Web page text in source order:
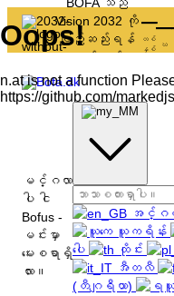
Vision 2032 ကို
ဖြည့်ဆည်းရန်
လုပ်ဆောင်
နေသည်။
–
တစ်
နှစ်
–
ဃ
မင်္ဂလာ
ပါ ငါ
Bofus -
မင်းမှာ
မေးစရာရှိ
လား။
အင်္ဂ
ယူကရိန်း
ပေါ
ထိုင်း
အီတလီ
(တီဂျရီယာ)